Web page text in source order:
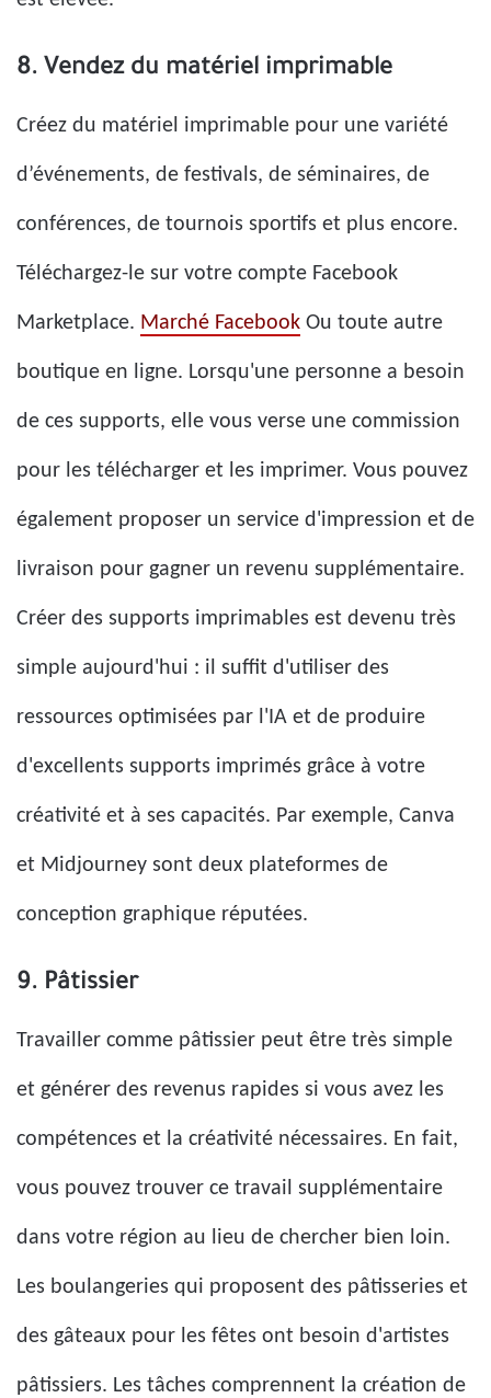
8. Vendez du matériel imprimable
Créez du matériel imprimable pour une variété
d’événements, de festivals, de séminaires, de
conférences, de tournois sportifs et plus encore.
Téléchargez-le sur votre compte Facebook
Marketplace. Marché Facebook Ou toute autre
boutique en ligne. Lorsqu'une personne a besoin
de ces supports, elle vous verse une commission
pour les télécharger et les imprimer. Vous pouvez
également proposer un service d'impression et de
livraison pour gagner un revenu supplémentaire.
Créer des supports imprimables est devenu très
simple aujourd'hui : il suffit d'utiliser des
ressources optimisées par l'IA et de produire
d'excellents supports imprimés grâce à votre
créativité et à ses capacités. Par exemple, Canva
et Midjourney sont deux plateformes de
conception graphique réputées.
9. Pâtissier
Travailler comme pâtissier peut être très simple
et générer des revenus rapides si vous avez les
compétences et la créativité nécessaires. En fait,
vous pouvez trouver ce travail supplémentaire
dans votre région au lieu de chercher bien loin.
Les boulangeries qui proposent des pâtisseries et
des gâteaux pour les fêtes ont besoin d'artistes
pâtissiers. Les tâches comprennent la création de